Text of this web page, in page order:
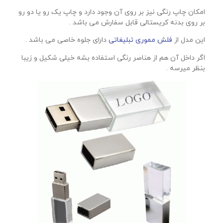
امکان چاپ رنگی نیز بر روی آن وجود دارد و چاپ یک رو یا دو رو
بر روی بدنه کریستالی قابل سفارش می باشد .
این مدل از فلش مموری تبلیغاتی دارای جلوه خاصی می باشد .
اگر داخل آن هم از هناصر رنگی استفاده بشه خیلی شکیل و زیبا
بنظر میرسه .